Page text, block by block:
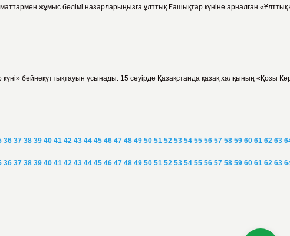
жұмыс бөлімі назарларыңызға ұлттық Ғашықтар күніне арналған
бейнеқұттықтауын ұсынады. 15 сәуірде Қазақстанда қазақ халқының «Қозы
36 37 38 39 40 41 42 43 44 45 46 47 48 49 50 51 52 53 54 55 56 57 58 59 60 61 62 63
36 37 38 39 40 41 42 43 44 45 46 47 48 49 50 51 52 53 54 55 56 57 58 59 60 61 62 63